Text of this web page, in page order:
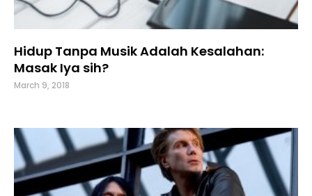
Hidup Tanpa Musik Adalah Kesalahan:
Masak Iya sih?
March 9, 2018